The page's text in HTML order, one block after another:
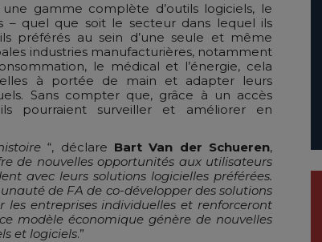
gamme complète d’outils logiciels, le
– quel que soit le secteur dans lequel ils
préférés au sein d’une seule et même
industries manufacturières, notamment
le médical et l’énergie, cela
à portée de main et adapter leurs
Sans compter que, grâce à un accès
pourraient surveiller et améliorer en
“, déclare Bart Van der Schueren,
de nouvelles opportunités aux utilisateurs
avec leurs solutions logicielles préférées.
de FA de co-développer des solutions
entreprises individuelles et renforceront
modèle économique génère de nouvelles
et logiciels.”